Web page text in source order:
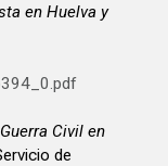
en Huelva y
Civil en
de